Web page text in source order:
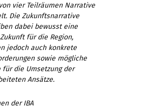
vier Teilräumen Narrative
Die Zukunftsnarrative
dabei bewusst eine
für die Region,
jedoch auch konkrete
sowie mögliche
für die Umsetzung der
Ansätze.
der IBA